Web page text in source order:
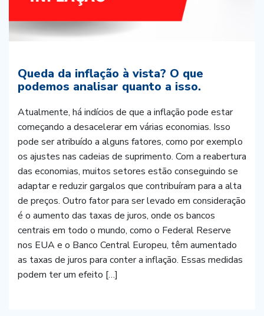
Queda da inflação à vista? O que
podemos analisar quanto a isso.
Atualmente, há indícios de que a inflação pode estar
começando a desacelerar em várias economias. Isso
pode ser atribuído a alguns fatores, como por exemplo
os ajustes nas cadeias de suprimento. Com a reabertura
das economias, muitos setores estão conseguindo se
adaptar e reduzir gargalos que contribuíram para a alta
de preços. Outro fator para ser levado em consideração
é o aumento das taxas de juros, onde os bancos
centrais em todo o mundo, como o Federal Reserve
nos EUA e o Banco Central Europeu, têm aumentado
as taxas de juros para conter a inflação. Essas medidas
podem ter um efeito […]